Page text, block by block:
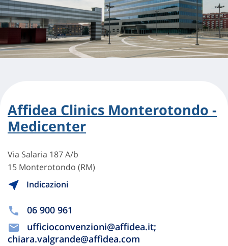
Affidea Clinics Monterotondo -
Medicenter
Via Salaria 187 A/b
15 Monterotondo (RM)
Indicazioni
06 900 961
ufficioconvenzioni@affidea.it;
chiara.valgrande@affidea.com